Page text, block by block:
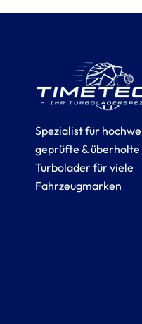
Spezialist für
geprüfte & überholte
Turbolader für viele
Fahrzeugmarken